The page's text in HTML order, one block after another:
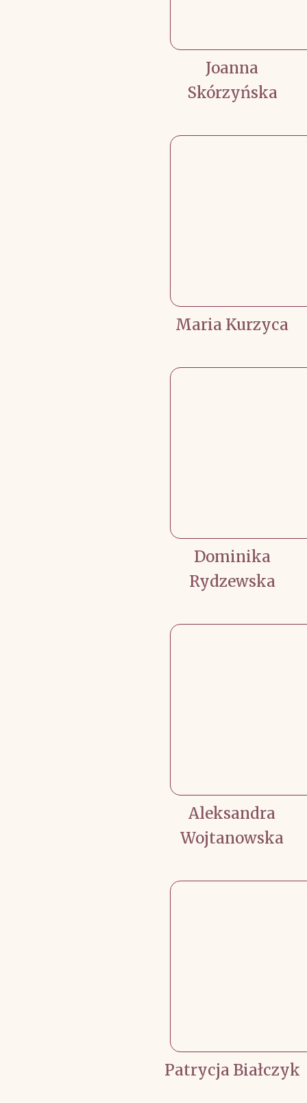
Joanna
Skórzyńska
Maria Kurzyca
Dominika
Rydzewska
Aleksandra
Wojtanowska
Patrycja Białczyk